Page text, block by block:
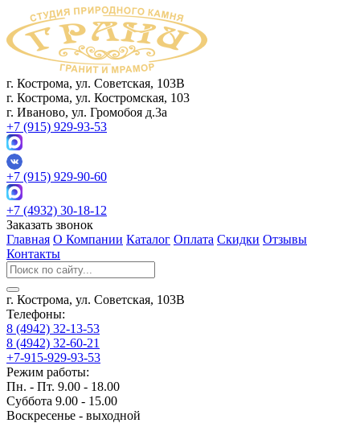
г. Кострома, ул. Советская, 103В
г. Кострома, ул. Костромская, 103
г. Иваново, ул. Громобоя д.3а
+7 (915) 929-93-53
+7 (915) 929-90-60
+7 (4932) 30-18-12
Заказать звонок
Главная О Компании Каталог Оплата Скидки Отзывы
Контакты
г. Кострома, ул. Советская, 103В
Телефоны:
8 (4942) 32-13-53
8 (4942) 32-60-21
+7-915-929-93-53
Режим работы:
Пн. - Пт. 9.00 - 18.00
Суббота 9.00 - 15.00
Воскресенье - выходной